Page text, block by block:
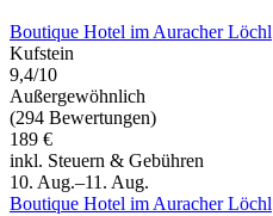
Boutique Hotel im Auracher Löchl
Kufstein
9,4/10
Außergewöhnlich
(294 Bewertungen)
189 €
inkl. Steuern & Gebühren
10. Aug.–11. Aug.
Boutique Hotel im Auracher Löchl